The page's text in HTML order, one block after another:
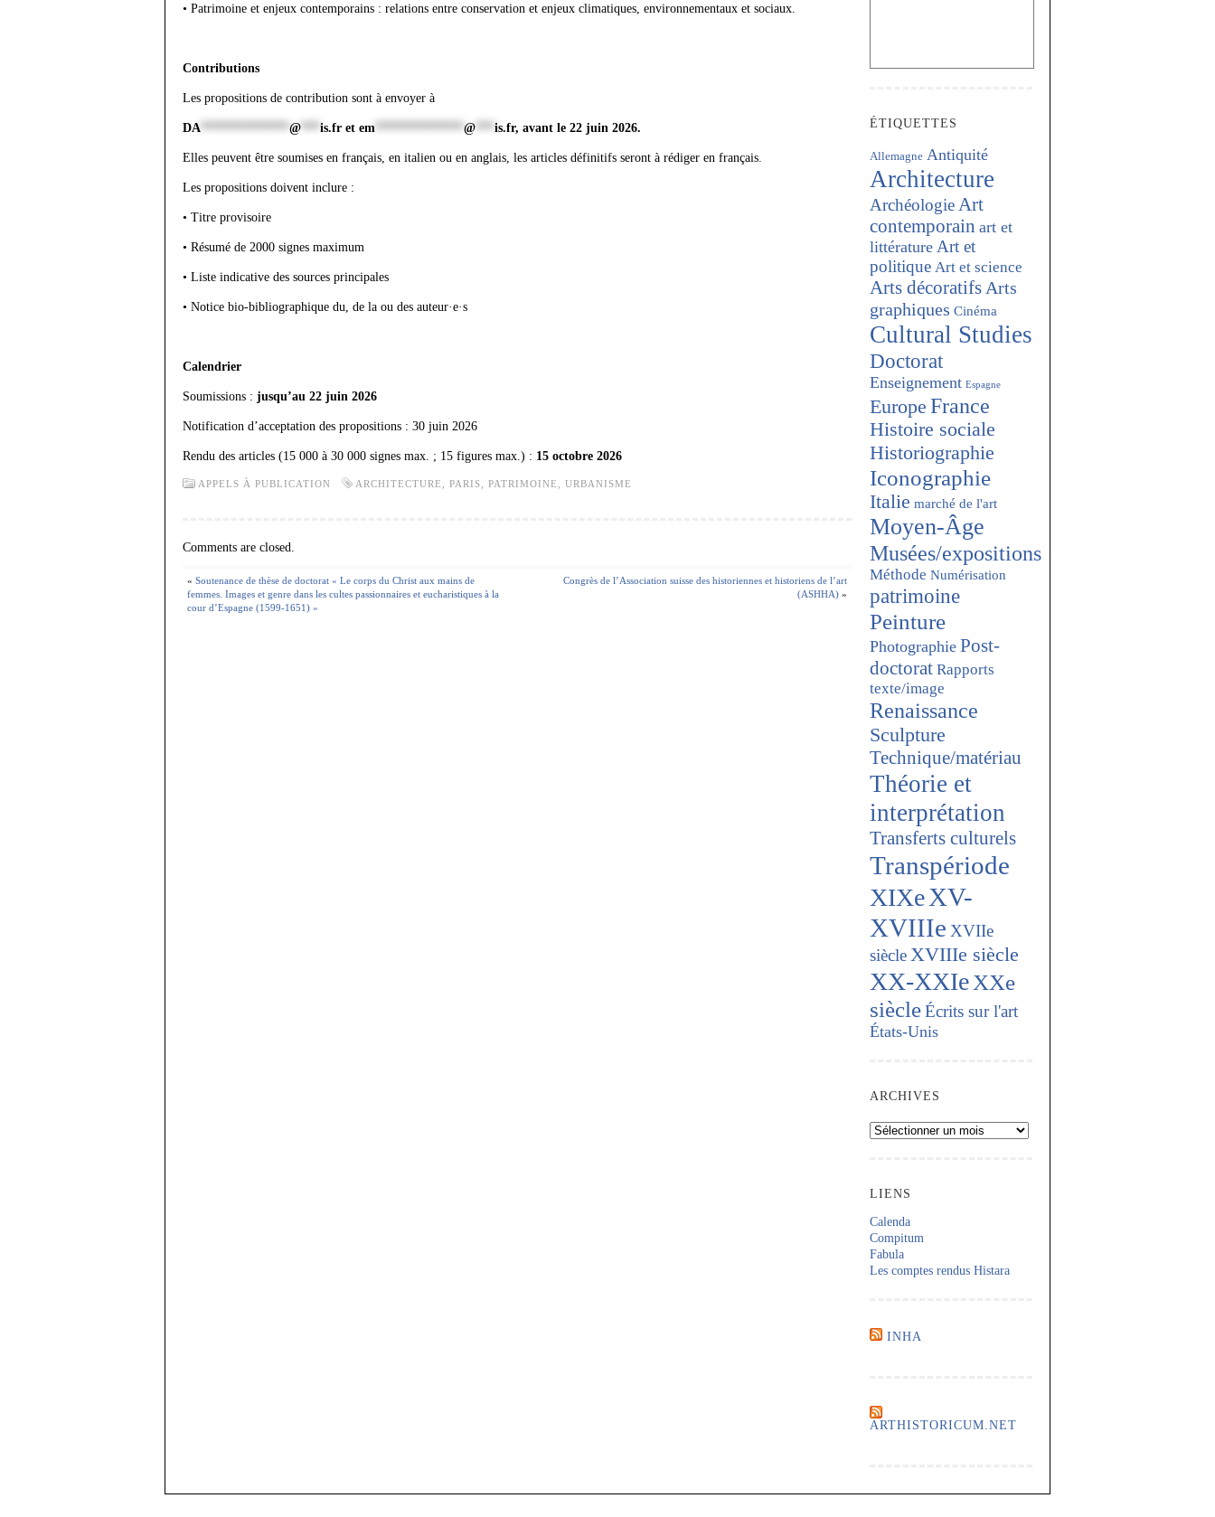
• Patrimoine et enjeux contemporains : relations entre conservation et enjeux climatiques, environnementaux et sociaux.
Contributions
Les propositions de contribution sont à envoyer à
DA ************** @ is.fr et em ************** @ is.fr, avant le 22 juin 2026.
Elles peuvent être soumises en français, en italien ou en anglais, les articles définitifs seront à rédiger en français.
Les propositions doivent inclure :
• Titre provisoire
• Résumé de 2000 signes maximum
• Liste indicative des sources principales
• Notice bio-bibliographique du, de la ou des auteur·e·s
Calendrier
Soumissions : jusqu’au 22 juin 2026
Notification d’acceptation des propositions : 30 juin 2026
Rendu des articles (15 000 à 30 000 signes max. ; 15 figures max.) : 15 octobre 2026
APPELS À PUBLICATION ARCHITECTURE PARIS PATRIMOINE URBANISME
Comments are closed.
« Soutenance de thèse de doctorat « Le corps du Christ aux mains de
femmes. Images et genre dans les cultes passionnaires et eucharistiques à la
cour d’Espagne (1599-1651) »
Congrès de l’Association suisse des historiennes et historiens de l’art
(ASHHA) »
ÉTIQUETTES
Allemagne Antiquité
Architecture
Archéologie Art
contemporain art et
littérature Art et
politique Art et science
Arts décoratifs Arts
graphiques Cinéma
Cultural Studies
Doctorat
Enseignement Espagne
Europe France
Histoire sociale
Historiographie
Iconographie
Italie marché de l'art
Moyen-Âge
Musées/expositions
Méthode Numérisation
patrimoine
Peinture
Photographie Post-
doctorat Rapports
texte/image
Renaissance
Sculpture
Technique/matériau
Théorie et
interprétation
Transferts culturels
Transpériode
XIXeXV-
XVIIIe XVIIe
siècleXVIIIe siècle
XX-XXIeXXe
siècleÉcrits sur l'art
États-Unis
ARCHIVES
Archives
LIENS
Calenda
Compitum
Fabula
Les comptes rendus Histara
INHA
ARTHISTORICUM.NET